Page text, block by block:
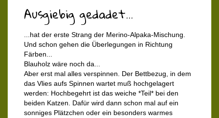
Ausgiebig gedadet...
...hat der erste Strang der Merino-Alpaka-Mischung.
Und schon gehen die Überlegungen in Richtung
Färben...
Blauholz wäre noch da...
Aber erst mal alles verspinnen. Der Bettbezug, in dem
das Vlies aufs Spinnen wartet muß hochgelagert
werden: Hochbegehrt ist das weiche *Teil* bei den
beiden Katzen. Dafür wird dann schon mal auf ein
sonniges Plätzchen oder ein besonders warmes